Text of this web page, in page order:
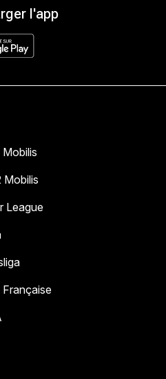
l'app
Mobilis
Mobilis
League
Française